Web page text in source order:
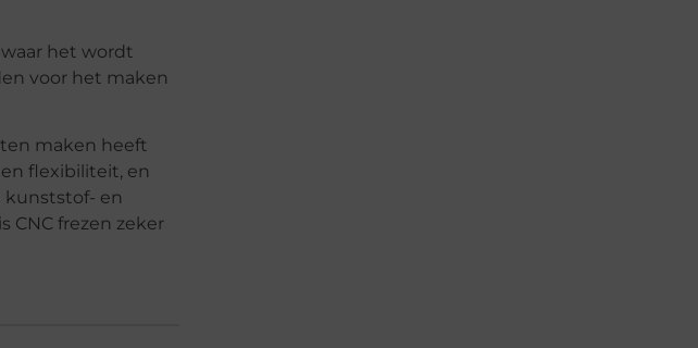
het wordt
voor het maken
maken heeft
flexibiliteit, en
kunststof- en
CNC frezen zeker